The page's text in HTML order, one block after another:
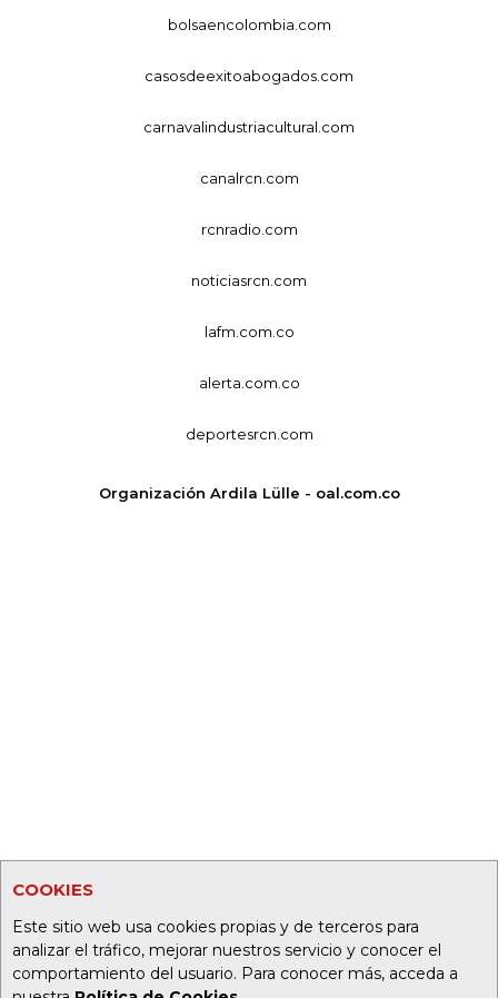
COOKIES
Este sitio web usa cookies propias y de terceros para
analizar el tráfico, mejorar nuestros servicio y conocer el
comportamiento del usuario. Para conocer más, acceda a
bolsaencolombia.com
casosdeexitoabogados.com
carnavalindustriacultural.com
canalrcn.com
rcnradio.com
noticiasrcn.com
lafm.com.co
alerta.com.co
deportesrcn.com
Organización Ardila Lülle - oal.com.co